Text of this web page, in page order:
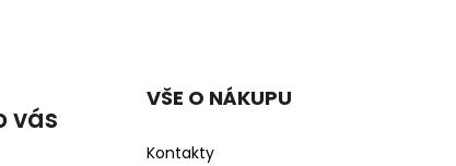
vás
VŠE O NÁKUPU
Kontakty